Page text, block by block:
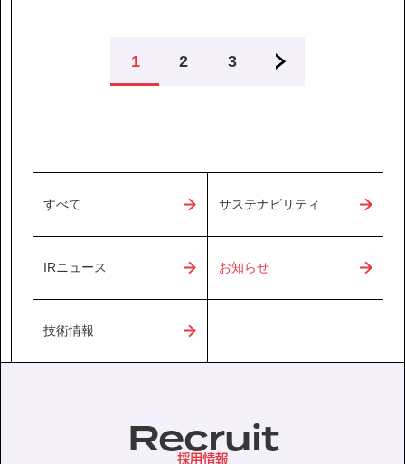
1 2 3
すべて サステナビリティ
IRニュース お知らせ
技術情報
Recruit
採用情報